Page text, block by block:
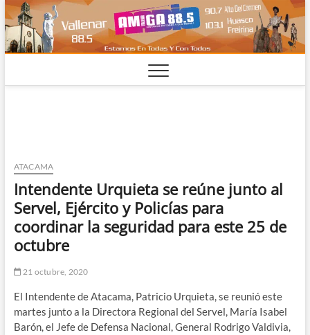
Saltar
al
contenido
ATACAMA
Intendente Urquieta se reúne junto al
Servel, Ejército y Policías para
coordinar la seguridad para este 25 de
octubre
21 octubre, 2020
El Intendente de Atacama, Patricio Urquieta, se reunió este
martes junto a la Directora Regional del Servel, María Isabel
Barón, el Jefe de Defensa Nacional, General Rodrigo Valdivia,